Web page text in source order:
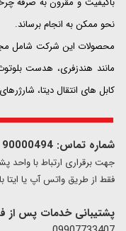
نحو ممکن به انجام برساند.
محصولات این شرکت شامل
مانند هندزفری، هدست
کابل های انتقال دیتا،
شماره تماس: 90000494
​​جهت برقراری ارتباط با واحد
فقط از طریق واتس آپ یا ایتا با شماره 09914118710
پشتیبانی خدمات پس از